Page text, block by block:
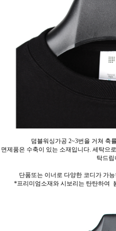
덤블워싱가공 2~3번을 거쳐 축
면제품은 수축이 있는 소재입니다. 세탁으
탁드립
단품또는 이너로 다양한 코디가 가
*프리미엄소재와 시보리는 탄탄하여